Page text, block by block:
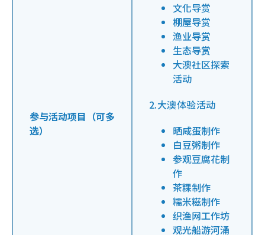
参与活动项目（可多
选）
文化导赏
棚屋导赏
渔业导赏
生态导赏
大澳社区探索
活动
2.大澳体验活动
晒咸蛋制作
白豆粥制作
参观豆腐花制
作
茶粿制作
糯米糍制作
织渔网工作坊
观光船游河涌